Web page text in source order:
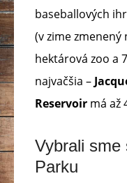
baseballových
(v zime zmenený
hektárová zoo a
najvačšia –
Reservoir má až
Vybrali sme
Parku